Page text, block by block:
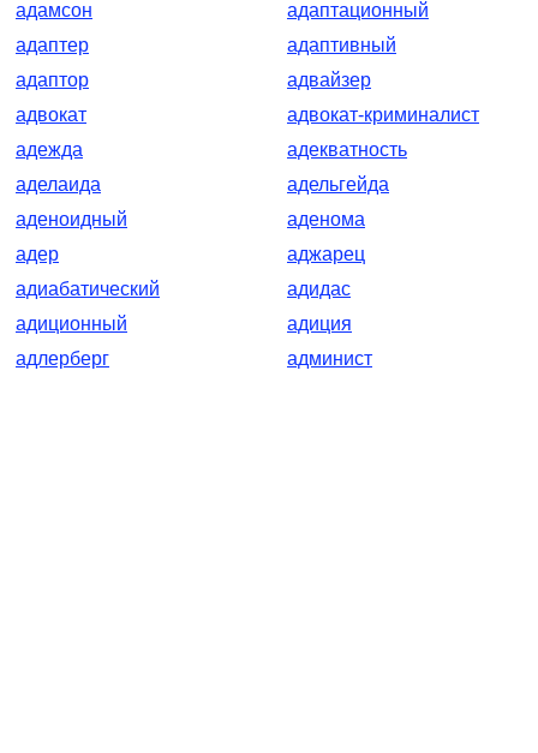
адамсон
адаптационный
адаптер
адаптивный
адаптор
адвайзер
адвокат
адвокат-криминалист
адежда
адекватность
аделаида
адельгейда
аденоидный
аденома
адер
аджарец
адиабатический
адидас
адиционный
адиция
адлерберг
админист